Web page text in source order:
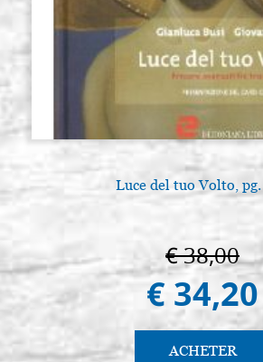
Luce del tuo Volto,
€ 38,00
€ 34,20
ACHETER